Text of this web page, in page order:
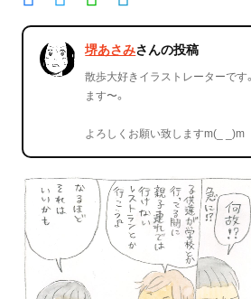
堺あさみさんの投稿
散歩大好きイラストレーターです
ます〜。
よろしくお願い致しますm(_ _)m